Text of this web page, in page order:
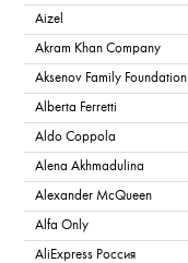
Aizel
Akram Khan Company
Aksenov Family Foundation
Alberta Ferretti
Aldo Coppola
Alena Akhmadulina
Alexander McQueen
Alfa Only
AliExpress Россия